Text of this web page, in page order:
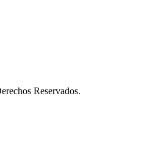
Reservados.